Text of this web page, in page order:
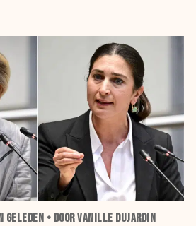
GELEDEN • DOOR VANILLE DUJARDIN